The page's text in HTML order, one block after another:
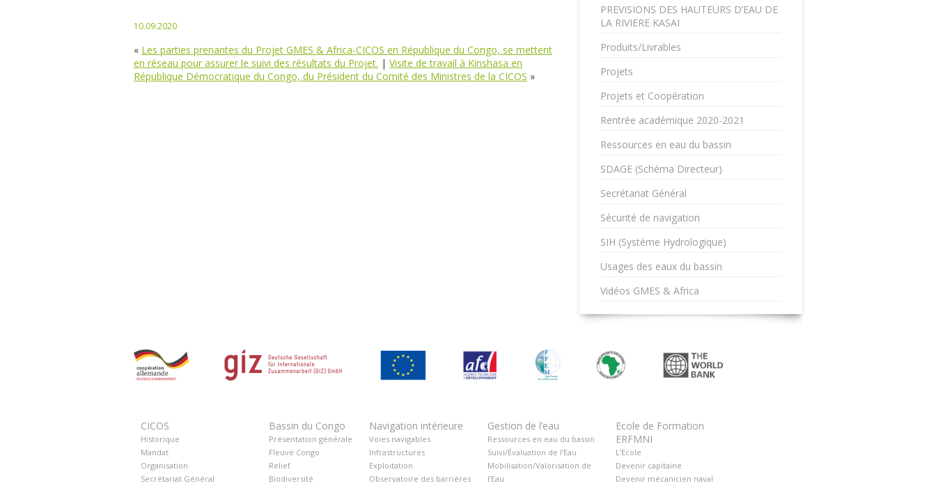
10.09.2020
« Les parties prenantes du Projet GMES & Africa-CICOS en République du Congo, se mettent
en réseau pour assurer le suivi des résultats du Projet. | Visite de travail à Kinshasa en
République Démocratique du Congo, du Président du Comité des Ministres de la CICOS »
PREVISIONS DES HAUTEURS D’EAU DE
LA RIVIERE KASAI
Produits/Livrables
Projets
Projets et Coopération
Rentrée académique 2020-2021
Ressources en eau du bassin
SDAGE (Schéma Directeur)
Secrétariat Général
Sécurité de navigation
SIH (Système Hydrologique)
Usages des eaux du bassin
Vidéos GMES & Africa
CICOS
Historique
Mandat
Organisation
Secrétariat Général
Bassin du Congo
Présentation générale
Fleuve Congo
Relief
Biodiversité
Navigation intérieure
Voies navigables
Infrastructures
Exploitation
Observatoire des barrières
Gestion de l’eau
Ressources en eau du bassin
Suivi/Évaluation de l’Eau
Mobilisation/Valorisation de
l’Eau
Ecole de Formation
ERFMNI
L’Ecole
Devenir capitaine
Devenir mécanicien naval